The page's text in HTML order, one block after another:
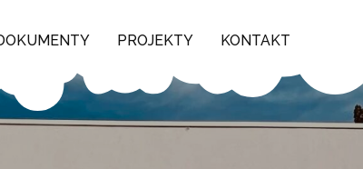
PROJEKTY KONTAKT